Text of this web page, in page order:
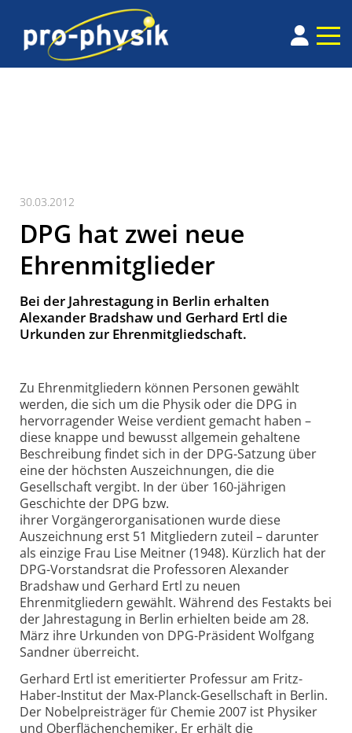
30.03.2012
DPG hat zwei neue
Ehrenmitglieder
Bei der Jahrestagung in Berlin erhalten
Alexander Bradshaw und Gerhard Ertl die
Urkunden zur Ehrenmitgliedschaft.
Zu Ehrenmitgliedern können Personen gewählt
werden, die sich um die Physik oder die DPG in
hervorragender Weise verdient gemacht haben –
diese knappe und bewusst allgemein gehaltene
Beschreibung findet sich in der DPG-Satzung über
eine der höchsten Auszeichnungen, die die
Gesellschaft vergibt. In der über 160-jährigen
Geschichte der DPG bzw.
ihrer Vorgängerorganisationen wurde diese
Auszeichnung erst 51 Mitgliedern zuteil – darunter
als einzige Frau Lise Meitner (1948). Kürzlich hat der
DPG-Vorstandsrat die Professoren Alexander
Bradshaw und Gerhard Ertl zu neuen
Ehrenmitgliedern gewählt. Während des Festakts bei
der Jahrestagung in Berlin erhielten beide am 28.
März ihre Urkunden von DPG-Präsident Wolfgang
Sandner überreicht.
Gerhard Ertl ist emeritierter Professur am Fritz-
Haber-Institut der Max-Planck-Gesellschaft in Berlin.
Der Nobelpreisträger für Chemie 2007 ist Physiker
und Oberflächenchemiker. Er erhält die